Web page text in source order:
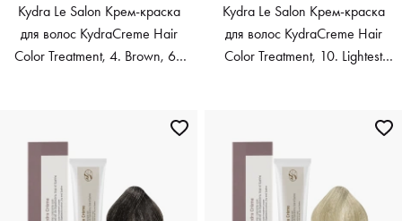
Kydra Le Salon Крем-краска
для волос KydraCreme Hair
Color Treatment, 4. Brown, 60
Kydra Le Salon Крем-краска
для волос KydraCreme Hair
Color Treatment, 10. Lightest